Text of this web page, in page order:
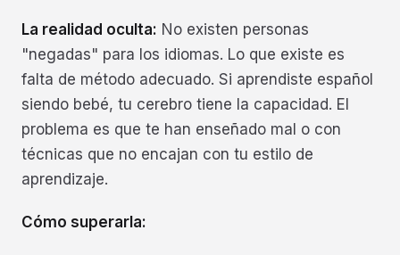
La realidad oculta: No existen personas
"negadas" para los idiomas. Lo que existe es
falta de método adecuado. Si aprendiste español
siendo bebé, tu cerebro tiene la capacidad. El
problema es que te han enseñado mal o con
técnicas que no encajan con tu estilo de
aprendizaje.
Cómo superarla: